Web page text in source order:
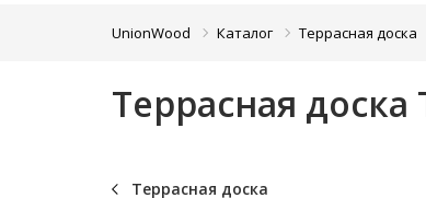
UnionWood Каталог Террасная доска
Террасная доска
Террасная доска